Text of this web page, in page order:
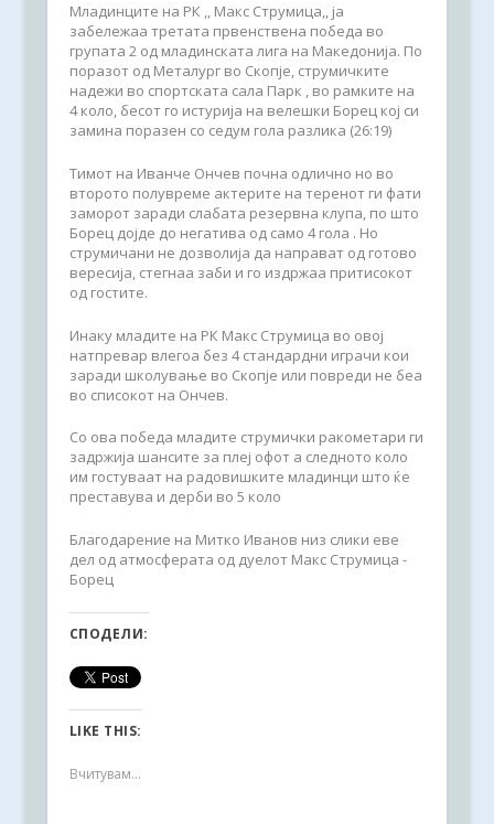
Младинците на РК ,, Макс Струмица,, ја
забележаа третата првенствена победа во
групата 2 од младинската лига на Македонија. По
поразот од Металург во Скопје, струмичките
надежи во спортската сала Парк , во рамките на
4 коло, бесот го истурија на велешки Борец кој си
замина поразен со седум гола разлика (26:19)
Тимот на Иванче Ончев почна одлично но во
второто полувреме актерите на теренот ги фати
заморот заради слабата резервна клупа, по што
Борец дојде до негатива од само 4 гола . Но
струмичани не дозволија да направат од готово
вересија, стегнаа заби и го издржаа притисокот
од гостите.
Инаку младите на РК Макс Струмица во овој
натпревар влегоа без 4 стандардни играчи кои
заради школување во Скопје или повреди не беа
во списокот на Ончев.
Со ова победа младите струмички ракометари ги
задржија шансите за плеј офот а следното коло
им гостуваат на радовишките младинци што ќе
преставува и дерби во 5 коло
Благодарение на Митко Иванов низ слики еве
дел од атмосферата од дуелот Макс Струмица -
Борец
СПОДЕЛИ:
LIKE THIS:
Вчитувам...